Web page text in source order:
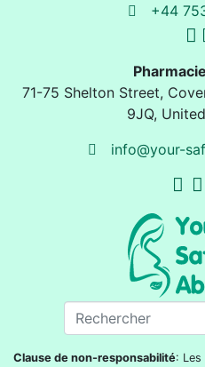
+44
71-75 Shelton Street,
9JQ,
info@your-
Clause de non-responsabilité: